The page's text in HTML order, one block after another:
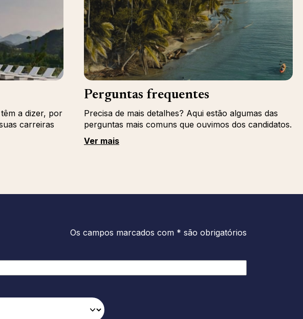
a dizer, por
carreiras
Perguntas frequentes
Precisa de mais detalhes? Aqui estão algumas das
perguntas mais comuns que ouvimos dos candidatos.
Ver mais
Os campos marcados com * são obrigatórios